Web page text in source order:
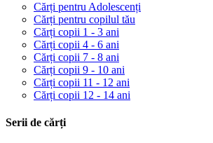
Cărți pentru Adolescenți
Cărți pentru copilul tău
Cărți copii 1 - 3 ani
Cărți copii 4 - 6 ani
Cărți copii 7 - 8 ani
Cărți copii 9 - 10 ani
Cărți copii 11 - 12 ani
Cărți copii 12 - 14 ani
Serii de cărți